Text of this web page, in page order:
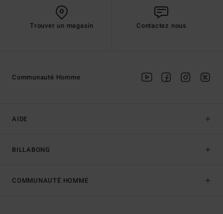
Trouver un magasin Contactez nous
AIDE
BILLABONG
Communauté Homme
COMMUNAUTÉ HOMME